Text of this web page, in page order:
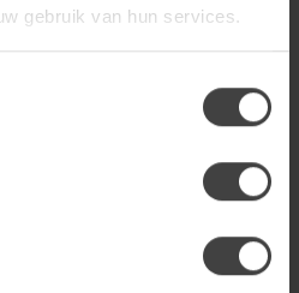
gebruik van hun services.
Wow -
- 135
nodig bij de bestelling? Neem
op met onze klantenservice
+31 224 850